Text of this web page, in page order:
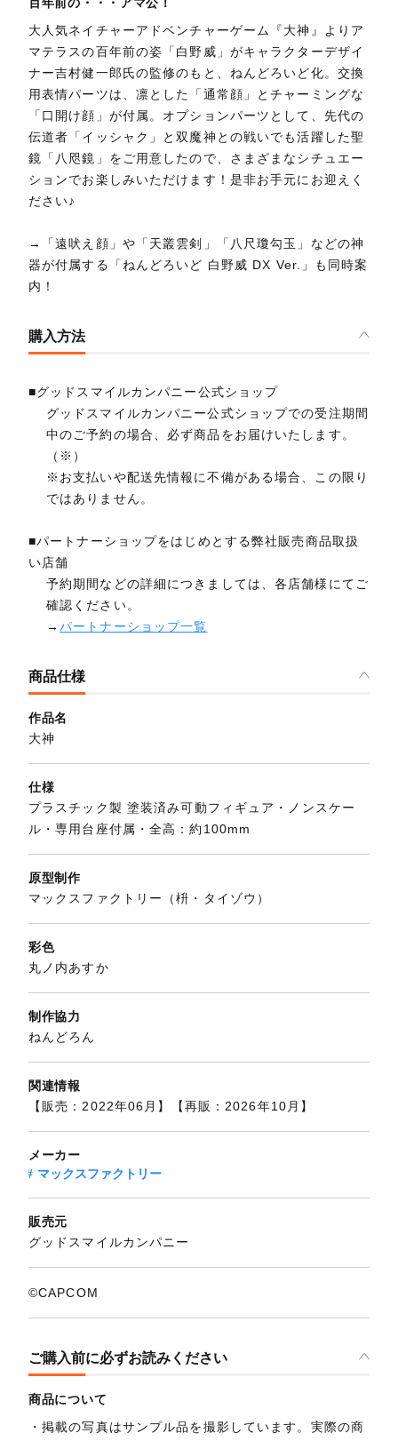
大人気ネイチャーアドベンチャーゲーム『大神』よりア
マテラスの百年前の姿「白野威」がキャラクターデザイ
ナー吉村健一郎氏の監修のもと、ねんどろいど化。交換
用表情パーツは、凛とした「通常顔」とチャーミングな
「口開け顔」が付属。オプションパーツとして、先代の
伝道者「イッシャク」と双魔神との戦いでも活躍した聖
鏡「八咫鏡」をご用意したので、さまざまなシチュエー
ションでお楽しみいただけます！是非お手元にお迎えく
ださい♪
→「遠吠え顔」や「天叢雲剣」「八尺瓊勾玉」などの神
器が付属する「ねんどろいど 白野威 DX Ver.」も同時案
内！
購入方法
■グッドスマイルカンパニー公式ショップ
グッドスマイルカンパニー公式ショップでの受注期間
中のご予約の場合、必ず商品をお届けいたします。
（※）
※お支払いや配送先情報に不備がある場合、この限り
ではありません。
■パートナーショップをはじめとする弊社販売商品取扱
い店舗
予約期間などの詳細につきましては、各店舗様にてご
確認ください。
→パートナーショップ一覧
商品仕様
作品名
大神
仕様
プラスチック製 塗装済み可動フィギュア・ノンスケー
ル・専用台座付属・全高：約100mm
原型制作
マックスファクトリー（枡・タイゾウ）
彩色
丸ノ内あすか
制作協力
ねんどろん
関連情報
【販売：2022年06月】【再販：2026年10月】
メーカー
マックスファクトリー
販売元
グッドスマイルカンパニー
©CAPCOM
ご購入前に必ずお読みください
商品について
掲載の写真はサンプル品を撮影しています。実際の商